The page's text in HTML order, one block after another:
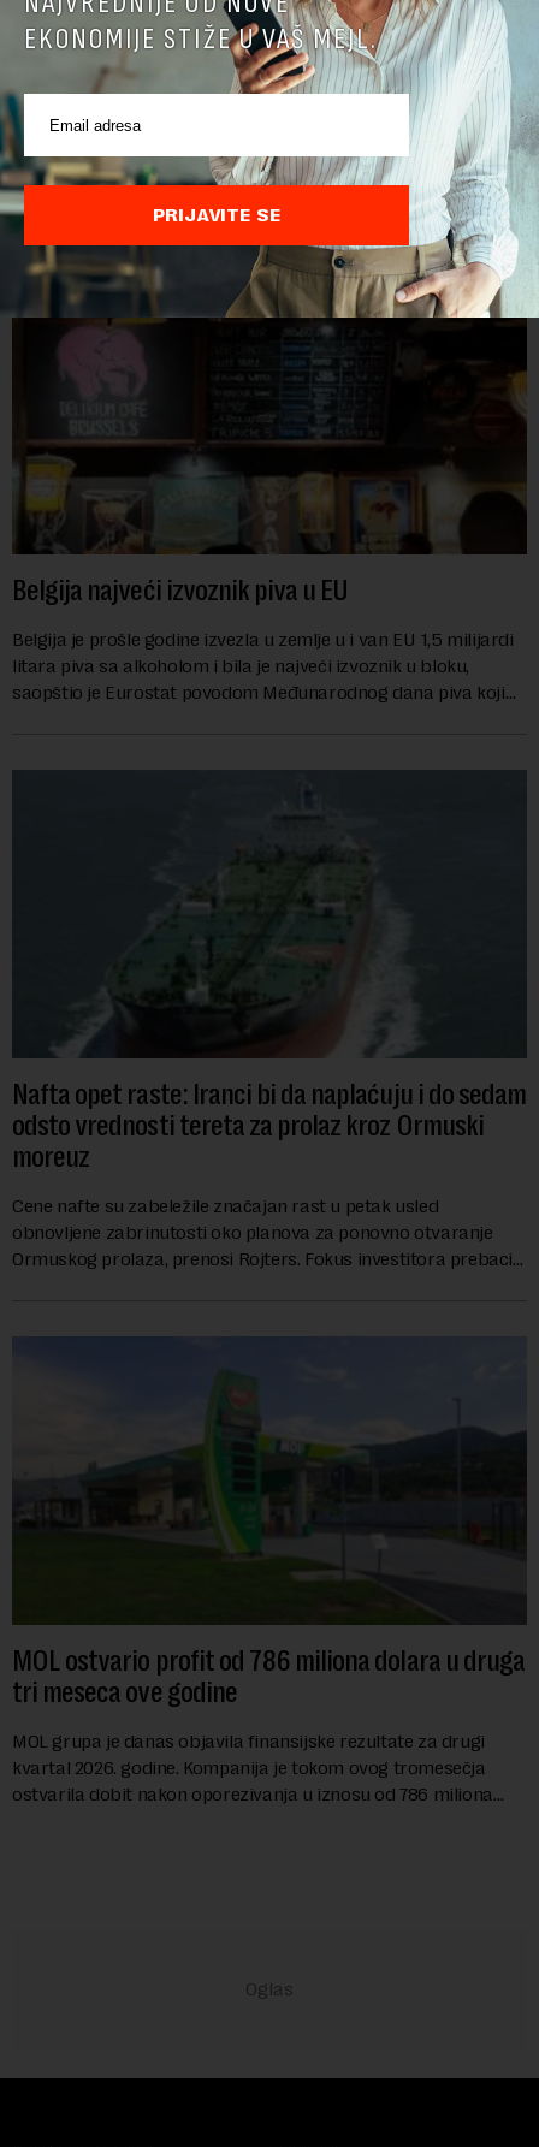
Cene hrane u svetu najviše za tri i po godine
Cene hrane u svetu su sada najviše za tri i po godine, jer letnji
toplotni talasi i ratovi u Ukrajini i na Bliskom istoku povećavaju
troškove, piše britanski list Gardijan.Indeks cena
prehrambenih proiz...
Belgija najveći izvoznik piva u EU
Belgija je prošle godine izvezla u zemlje u i van EU 1,5 milijardi
litara piva sa alkoholom i bila je najveći izvoznik u bloku,
saopštio je Eurostat povodom Međunarodnog dana piva koji
Nafta opet raste: Iranci bi da naplaćuju i do sedam
odsto vrednosti tereta za prolaz kroz Ormuski
moreuz
Cene nafte su zabeležile značajan rast u petak usled
obnovljene zabrinutosti oko planova za ponovno otvaranje
Ormuskog prolaza, prenosi Rojters. Fokus investitora prebacio
MOL ostvario profit od 786 miliona dolara u druga
tri meseca ove godine
MOL grupa je danas objavila finansijske rezultate za drugi
kvartal 2026. godine. Kompanija je tokom ovog tromesečja
ostvarila dobit nakon oporezivanja u iznosu od 786 miliona
EKONOMIJE STIŽE U VAŠ MEJL.
PRIJAVITE SE